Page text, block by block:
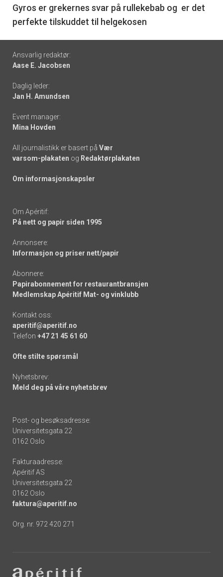
6
Gyros er grekernes svar på rullekebab og er det
perfekte tilskuddet til helgekosen
Footer
-
links
Ansvarlig redaktør:
Aase E. Jacobsen
Daglig leder:
Jan H. Amundsen
Event manager:
Mina Hovden
All journalistikk er basert på Vær
varsom-plakaten og Redaktørplakaten
Om informasjonskapsler
Om Apéritif:
På nett og papir siden 1995
Annonsere:
Informasjon og priser nett/papir
Abonnere:
Papirabonnement for restaurantbransjen
Medlemskap Apéritif Mat- og vinklubb
Kontakt oss:
aperitif@aperitif.no
Telefon +47 21 45 61 60
Ofte stilte spørsmål
Nyhetsbrev:
Meld deg på våre nyhetsbrev
Post- og besøksadresse:
Universitetsgata 22
0162 Oslo
Fakturaadresse:
Apéritif AS
Universitetsgata 22
0162 Oslo
faktura@aperitif.no
Org. nr. 972 420 271